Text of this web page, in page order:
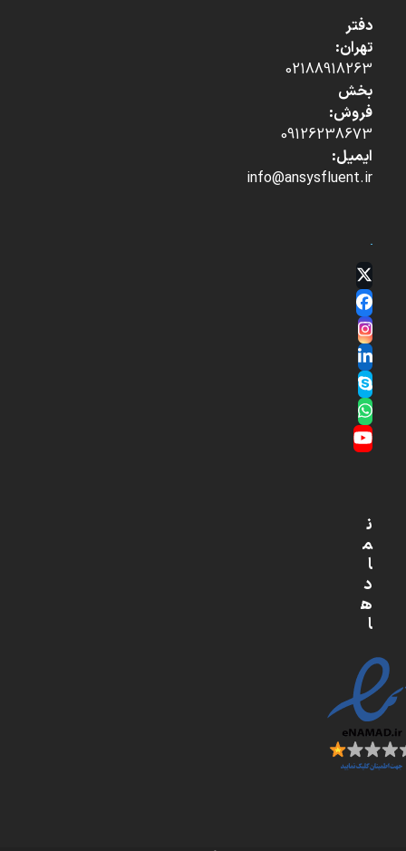
دفتر
تهران:
02188918263
بخش
فروش:
09126238673
ایمیل:
info@ansysfluent.ir
Twitter
(deprecated)
Facebook
Instagram
LinkedIn
Skype
Whatsapp
YouTube
ن
م
ا
د
ه
ا